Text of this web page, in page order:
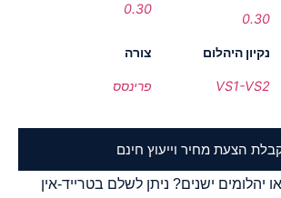
0.30
0.30
נקיון היהלום
VS1-VS2
צורה
פרינסס
הצעת מחיר וייעוץ חינם
יהלומים ישנים? ניתן לשלם בטרייד-אין